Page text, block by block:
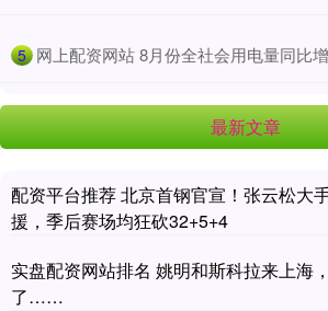
5 网上配资网站 8月份全社会用电量同比
最新文章
配资平台推荐 北京首钢官宣！张云松大
援，季后赛场均狂砍32+5+4
实盘配资网站排名 姚明和斯科拉来上海
了……